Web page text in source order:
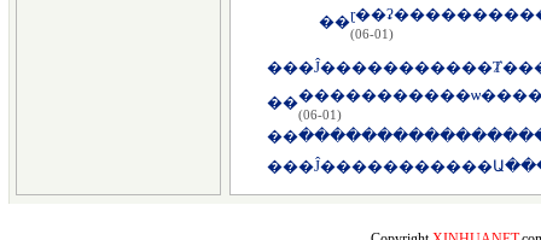
��
(06-01)
��
��
(06-01)
��
��